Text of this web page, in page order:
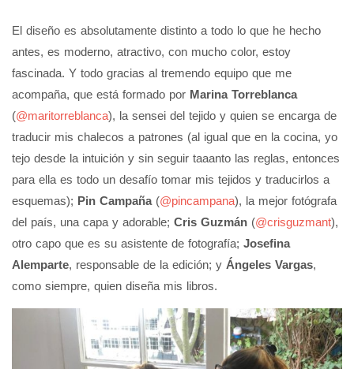
El diseño es absolutamente distinto a todo lo que he hecho
antes, es moderno, atractivo, con mucho color, estoy
fascinada. Y todo gracias al tremendo equipo que me
acompaña, que está formado por Marina Torreblanca
(@maritorreblanca), la sensei del tejido y quien se encarga de
traducir mis chalecos a patrones (al igual que en la cocina, yo
tejo desde la intuición y sin seguir taaanto las reglas, entonces
para ella es todo un desafío tomar mis tejidos y traducirlos a
esquemas); Pin Campaña (@pincampana), la mejor fotógrafa
del país, una capa y adorable; Cris Guzmán (@crisguzmant),
otro capo que es su asistente de fotografía; Josefina
Alemparte, responsable de la edición; y Ángeles Vargas,
como siempre, quien diseña mis libros.